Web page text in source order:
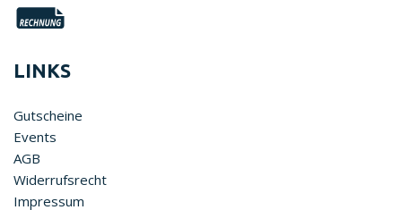
LINKS
Gutscheine
Events
AGB
Widerrufsrecht
Impressum